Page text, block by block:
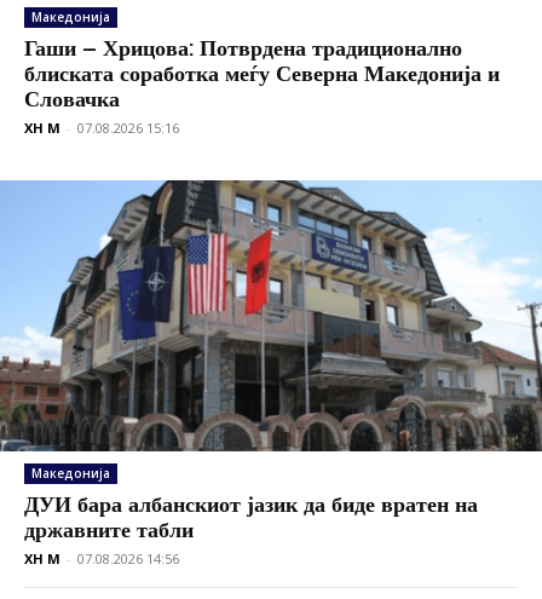
Македонија
Гаши – Хрицова: Потврдена традиционално
блиската соработка меѓу Северна Македонија и
Словачка
XH M - 07.08.2026 15:16
Македонија
ДУИ бара албанскиот јазик да биде вратен на
државните табли
XH M - 07.08.2026 14:56